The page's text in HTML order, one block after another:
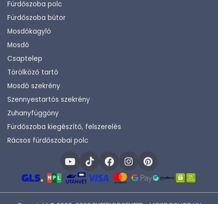
Fürdőszoba polc
Fürdőszoba bútor
Mosdókagyló
Mosdó
Csaptelep
Törölköző tartó
Mosdó szekrény
Szennyestartós szekrény
Zuhanyfüggöny
Fürdőszoba kiegészítő, felszerelés
Rácsos fürdőszobai polc